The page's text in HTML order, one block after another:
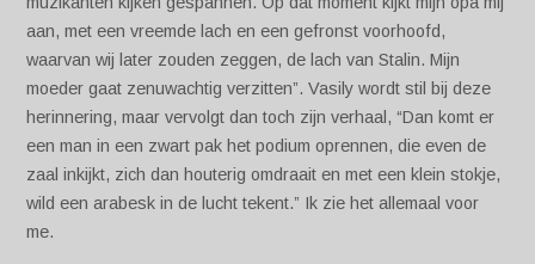
aan, met een vreemde lach en een gefronst voorhoofd,
waarvan wij later zouden zeggen, de lach van Stalin. Mijn
moeder gaat zenuwachtig verzitten”. Vasily wordt stil bij deze
herinnering, maar vervolgt dan toch zijn verhaal, “Dan komt er
een man in een zwart pak het podium oprennen, die even de
zaal inkijkt, zich dan houterig omdraait en met een klein stokje,
wild een arabesk in de lucht tekent.” Ik zie het allemaal voor
me.